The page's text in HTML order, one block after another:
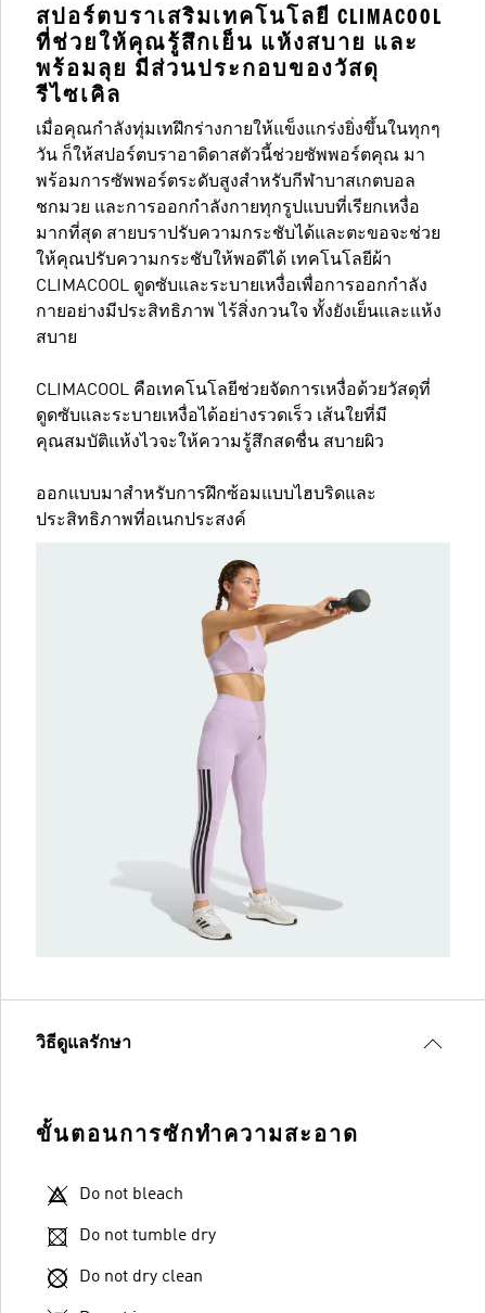
สปอร์ตบราเสริมเทคโนโลยี CLIMACOOL
ที่ช่วยให้คุณรู้สึกเย็น แห้งสบาย และ
พร้อมลุย มีส่วนประกอบของวัสดุ
รีไซเคิล
เมื่อคุณกำลังทุ่มเทฝึกร่างกายให้แข็งแกร่งยิ่งขึ้นในทุกๆ
วัน ก็ให้สปอร์ตบราอาดิดาสตัวนี้ช่วยซัพพอร์ตคุณ มา
พร้อมการซัพพอร์ตระดับสูงสำหรับกีฬาบาสเกตบอล
ชกมวย และการออกกำลังกายทุกรูปแบบที่เรียกเหงื่อ
มากที่สุด สายบราปรับความกระชับได้และตะขอจะช่วย
ให้คุณปรับความกระชับให้พอดีได้ เทคโนโลยีผ้า
CLIMACOOL ดูดซับและระบายเหงื่อเพื่อการออกกำลัง
กายอย่างมีประสิทธิภาพ ไร้สิ่งกวนใจ ทั้งยังเย็นและแห้ง
สบาย
CLIMACOOL คือเทคโนโลยีช่วยจัดการเหงื่อด้วยวัสดุที่
ดูดซับและระบายเหงื่อได้อย่างรวดเร็ว เส้นใยที่มี
คุณสมบัติแห้งไวจะให้ความรู้สึกสดชื่น สบายผิว
ออกแบบมาสำหรับการฝึกซ้อมแบบไฮบริดและ
ประสิทธิภาพที่อเนกประสงค์
วิธีดูแลรักษา
ขั้นตอนการซักทำความสะอาด
Do not bleach
Do not tumble dry
Do not dry clean